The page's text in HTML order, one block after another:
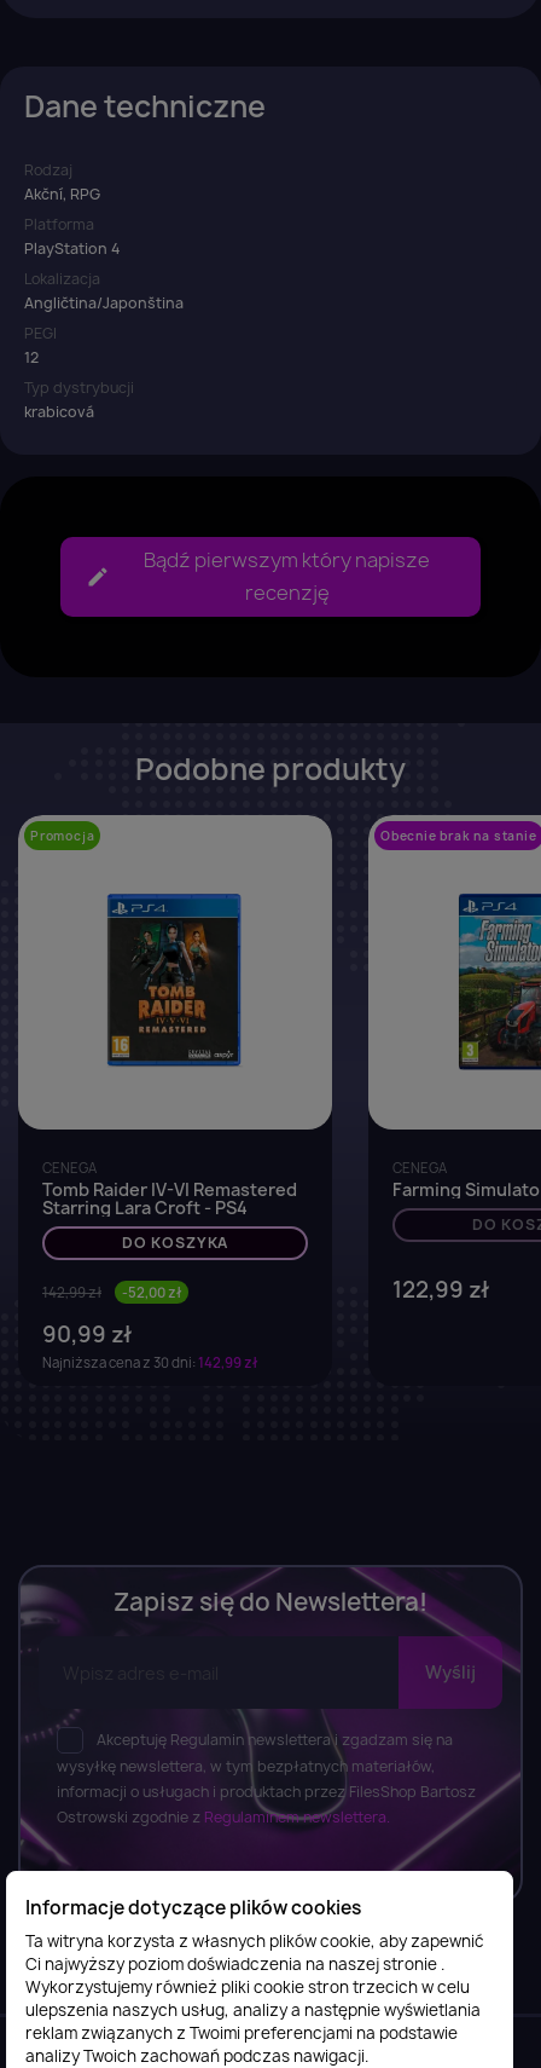
Dane techniczne
Rodzaj
Akční, RPG
Platforma
PlayStation 4
Lokalizacja
Angličtina/Japonština
PEGI
12
Typ dystrybucji
krabicová
Bądź pierwszym który napisze
recenzję
Podobne produkty
Promocja
CENEGA
Tomb Raider IV-VI Remastered
Starring Lara Croft - PS4
DO KOSZYKA
142,99 zł -52,00 zł
90,99 zł
Najniższa cena z 30 dni: 142,99 zł
Obecnie brak na stanie
CENEGA
Farming
DO
122,99 zł
Zapisz się do Newslettera!
Akceptuję Regulamin newslettera i zgadzam się na
wysyłkę newslettera, w tym bezpłatnych materiałów,
informacji o usługach i produktach przez FilesShop Bartosz
Ostrowski zgodnie z Regulaminem newslettera.
Informacje
Obsługa klienta
Informacje dotyczące plików cookies
Ta witryna korzysta z własnych plików cookie, aby zapewnić
Ci najwyższy poziom doświadczenia na naszej stronie .
Wykorzystujemy również pliki cookie stron trzecich w celu
ulepszenia naszych usług, analizy a następnie wyświetlania
reklam związanych z Twoimi preferencjami na podstawie
analizy Twoich zachowań podczas nawigacji.